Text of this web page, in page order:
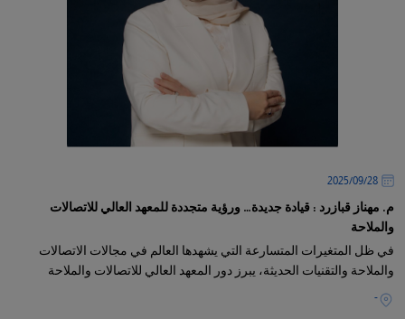
28‏/09‏/2025
م. مهناز قبازرد : قيادة جديدة… ورؤية متجددة للمعهد العالي للاتصالات
والملاحة
في ظل المتغيرات المتسارعة التي يشهدها العالم في مجالات الاتصالات
والملاحة والتقنيات الحديثة، يبرز دور المعهد العالي للاتصالات والملاحة
-